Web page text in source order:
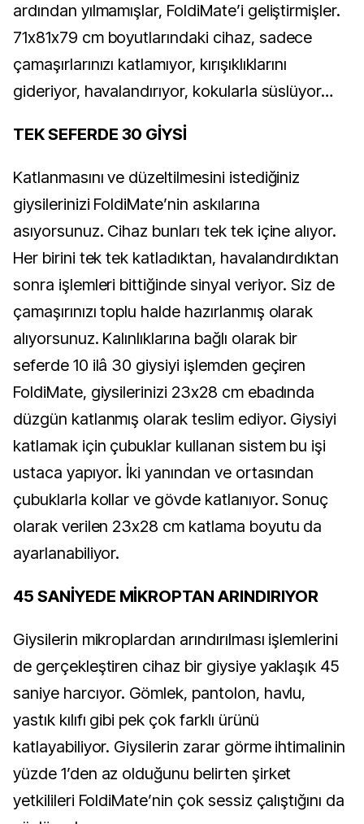
ardından yılmamışlar, FoldiMate’i geliştirmişler.
71x81x79 cm boyutlarındaki cihaz, sadece
çamaşırlarınızı katlamıyor, kırışıklıklarını
gideriyor, havalandırıyor, kokularla süslüyor…
TEK SEFERDE 30 GİYSİ
Katlanmasını ve düzeltilmesini istediğiniz
giysilerinizi FoldiMate’nin askılarına
asıyorsunuz. Cihaz bunları tek tek içine alıyor.
Her birini tek tek katladıktan, havalandırdıktan
sonra işlemleri bittiğinde sinyal veriyor. Siz de
çamaşırınızı toplu halde hazırlanmış olarak
alıyorsunuz. Kalınlıklarına bağlı olarak bir
seferde 10 ilâ 30 giysiyi işlemden geçiren
FoldiMate, giysilerinizi 23x28 cm ebadında
düzgün katlanmış olarak teslim ediyor. Giysiyi
katlamak için çubuklar kullanan sistem bu işi
ustaca yapıyor. İki yanından ve ortasından
çubuklarla kollar ve gövde katlanıyor. Sonuç
olarak verilen 23x28 cm katlama boyutu da
ayarlanabiliyor.
45 SANİYEDE MİKROPTAN ARINDIRIYOR
Giysilerin mikroplardan arındırılması işlemlerini
de gerçekleştiren cihaz bir giysiye yaklaşık 45
saniye harcıyor. Gömlek, pantolon, havlu,
yastık kılıfı gibi pek çok farklı ürünü
katlayabiliyor. Giysilerin zarar görme ihtimalinin
yüzde 1’den az olduğunu belirten şirket
yetkilileri FoldiMate’nin çok sessiz çalıştığını da